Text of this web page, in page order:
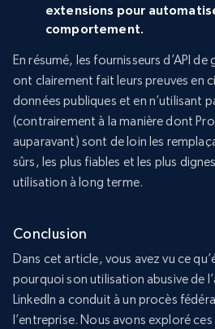
extensions pour
comportement.
En résumé, les fournisseurs d’API
ont clairement fait leurs preuves en
données publiques et en n’utilisant
(contrairement à la manière dont
auparavant) sont de loin les
sûrs, les plus fiables et les plus
utilisation à long terme.
Conclusion
Dans cet article, vous avez vu ce
pourquoi son utilisation abusive de
LinkedIn a conduit à un procès
l’entreprise. Nous avons exploré